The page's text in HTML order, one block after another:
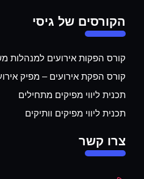
הקורסים של גיסי
קורס הפקות אירועים למנהלות
קורס הפקת אירועים – מפיק אירועים ב –
תכנית ליווי מפיקים מתחילים
תכנית ליווי מפיקים וותיקים
צרו קשר